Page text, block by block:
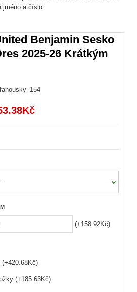
jméno a číslo.
Benjamin Sesko
2025-26 Krátkým
(+158.92Kč)
(+420.68Kč)
(+185.63Kč)